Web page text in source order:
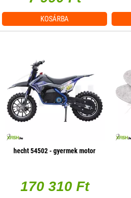
KOSÁRBA
hecht 54502 - gyermek motor
170 310 Ft